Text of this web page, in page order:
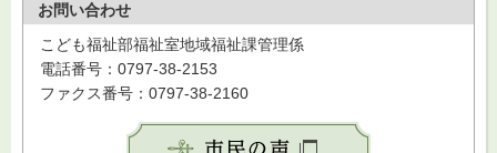
お問い合わせ
こども福祉部福祉室地域福祉課管理係
電話番号：0797-38-2153
ファクス番号：0797-38-2160